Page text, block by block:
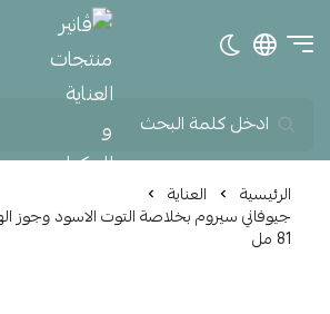
تبديل الوضع الداكن
ڤانير
الرئيسية العناية
جيوفاني سيروم بخلاصة التوت الاسود وجوز
81 مل